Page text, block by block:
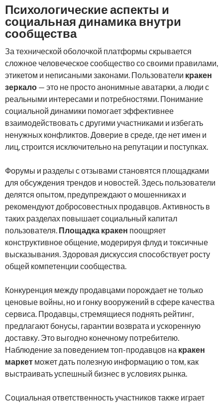
Психологические аспекты и
социальная динамика внутри
сообщества
За технической оболочкой платформы скрывается
сложное человеческое сообщество со своими правилами,
этикетом и неписаными законами. Пользователи кракен
зеркало — это не просто анонимные аватарки, а люди с
реальными интересами и потребностями. Понимание
социальной динамики помогает эффективнее
взаимодействовать с другими участниками и избегать
ненужных конфликтов. Доверие в среде, где нет имен и
лиц, строится исключительно на репутации и поступках.
Форумы и разделы с отзывами становятся площадками
для обсуждения трендов и новостей. Здесь пользователи
делятся опытом, предупреждают о мошенниках и
рекомендуют добросовестных продавцов. Активность в
таких разделах повышает социальный капитал
пользователя. Площадка кракен поощряет
конструктивное общение, модерируя флуд и токсичные
высказывания. Здоровая дискуссия способствует росту
общей компетенции сообщества.
Конкуренция между продавцами порождает не только
ценовые войны, но и гонку вооружений в сфере качества
сервиса. Продавцы, стремящиеся поднять рейтинг,
предлагают бонусы, гарантии возврата и ускоренную
доставку. Это выгодно конечному потребителю.
Наблюдение за поведением топ-продавцов на кракен
маркет может дать полезную информацию о том, как
выстраивать успешный бизнес в условиях рынка.
Социальная ответственность участников также играет